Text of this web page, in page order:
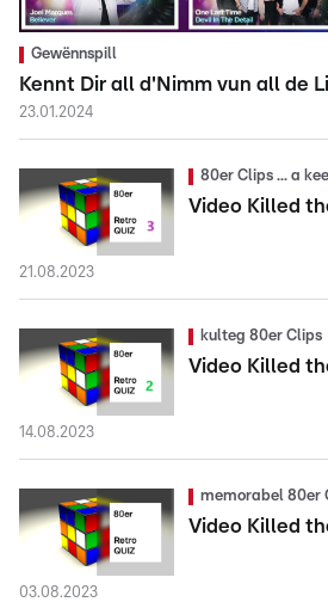
Gewënnspill
Kennt Dir all d'Nimm vun all de
23.01.2024
80er Clips ... a
Video Killed
21.08.2023
kulteg 80er Clips
Video Killed
14.08.2023
memorabel 80er
Video Killed
03.08.2023